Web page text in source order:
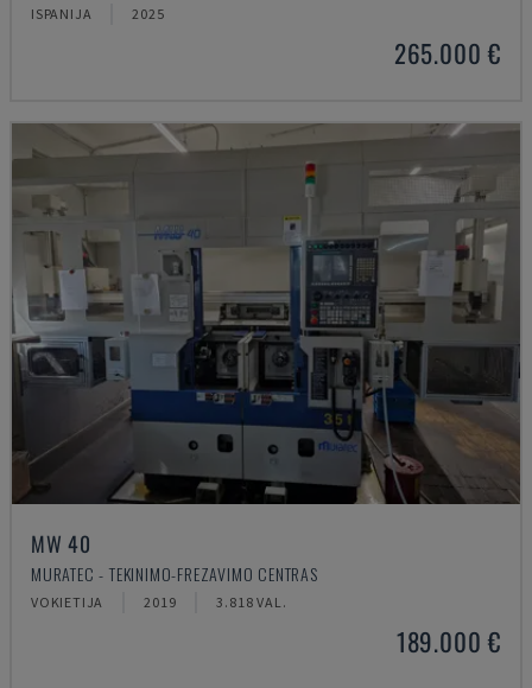
ISPANIJA 2025
265.000 €
MW 40
MURATEC - TEKINIMO-FREZAVIMO CENTRAS
VOKIETIJA 2019 3.818 VAL.
189.000 €